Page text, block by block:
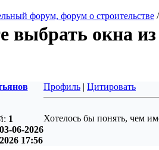
форум, форум о строительстве /
выбрать окна
1
03-06-2026
17:56
Профиль | Цитировать
Хотелось бы понять, чем